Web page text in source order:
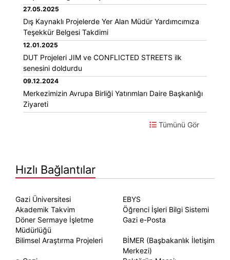
27.05.2025
Dış Kaynaklı Projelerde Yer Alan Müdür Yardımcımıza
Teşekkür Belgesi Takdimi
12.01.2025
DUT Projeleri JIM ve CONFLICTED STREETS ilk
senesini doldurdu
09.12.2024
Merkezimizin Avrupa Birliği Yatırımları Daire Başkanlığı
Ziyareti
Tümünü Gör
Hızlı Bağlantılar
Gazi Üniversitesi
EBYS
Akademik Takvim
Öğrenci İşleri Bilgi Sistemi
Döner Sermaye İşletme
Müdürlüğü
Gazi e-Posta
Bilimsel Araştırma Projeleri
BİMER (Başbakanlık İletişim
Merkezi)